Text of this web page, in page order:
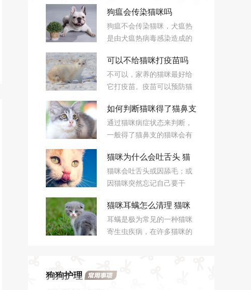
狗瘟会传染猫咪吗
狗瘟不会传染猫咪，犬瘟热
是由犬瘟热病毒感染造成的
猫瘟又被称为猫泛白细胞减
少症、猫感染性结肠炎，是
猫的一种亚急性高度接触传
科，犬瘟感染的是犬科动
物，是不容易相通感染的。
可以不给猫咪打疫苗吗
不可以，家养的猫咪最好给
它打疫苗。疫苗可以预防猫
障主人的健康。如果不给猫
咪打疫苗的话，后面猫咪容
易染上猫瘟等传染疾病，这
中，所花的费用和精力远比
打疫苗要多很多。
如何判断猫咪得了猫鼻支
通过猫咪病症状态来判断，
一般得了猫鼻支的猫咪会有
烧、眼睛畏光流泪、结膜水
肿等症状。可能还会打喷
嚏、流鼻涕、流口水，出现
猫咪为什么会吐舌头 猫
咪吐舌头是什么意思
猫咪会吐舌头或因舔毛；或
因猫咪突然忘记自己要干
做梦；或因心脏疾病导致。
猫咪耳螨怎么清理 猫咪
耳螨需要及时清理！
耳螨是极为常见的一种猫咪
寄生虫疾病，在许多猫咪的
时，会引起耳炎及中耳炎，
狗狗护理